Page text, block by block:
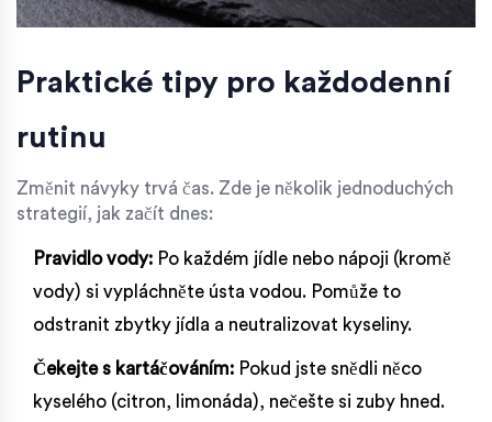
Praktické tipy pro každodenní
rutinu
Změnit návyky trvá čas. Zde je několik jednoduchých
strategií, jak začít dnes:
Pravidlo vody: Po každém jídle nebo nápoji (kromě
vody) si vypláchněte ústa vodou. Pomůže to
odstranit zbytky jídla a neutralizovat kyseliny.
Čekejte s kartáčováním: Pokud jste snědli něco
kyselého (citron, limonáda), nečešte si zuby hned.